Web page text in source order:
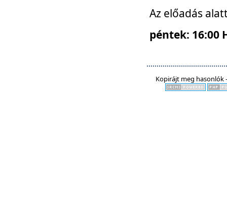
Az előadás
péntek: 16:00
Kopirájt meg hasonlók